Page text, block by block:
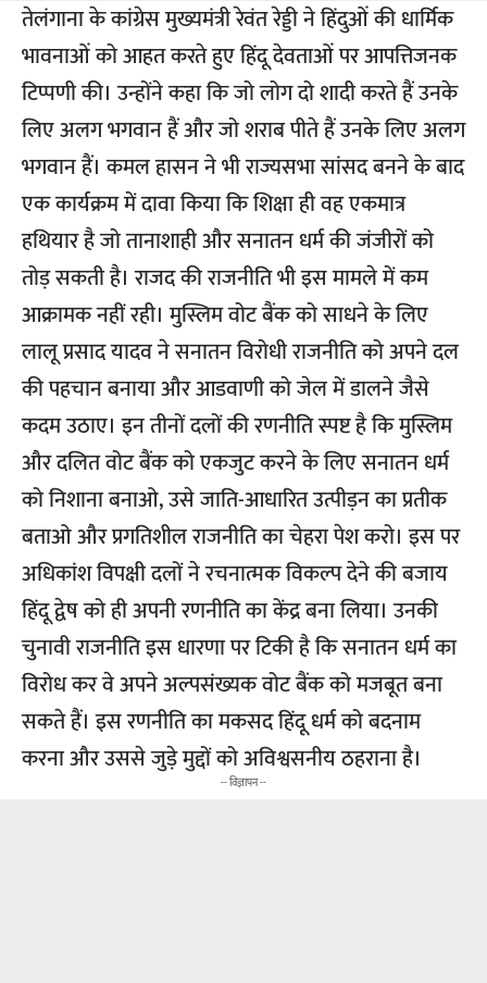
तेलंगाना के कांग्रेस मुख्यमंत्री रेवंत रेड्डी ने हिंदुओं की धार्मिक
भावनाओं को आहत करते हुए हिंदू देवताओं पर आपत्तिजनक
टिप्पणी की। उन्होंने कहा कि जो लोग दो शादी करते हैं उनके
लिए अलग भगवान हैं और जो शराब पीते हैं उनके लिए अलग
भगवान हैं। कमल हासन ने भी राज्यसभा सांसद बनने के बाद
एक कार्यक्रम में दावा किया कि शिक्षा ही वह एकमात्र
हथियार है जो तानाशाही और सनातन धर्म की जंजीरों को
तोड़ सकती है। राजद की राजनीति भी इस मामले में कम
आक्रामक नहीं रही। मुस्लिम वोट बैंक को साधने के लिए
लालू प्रसाद यादव ने सनातन विरोधी राजनीति को अपने दल
की पहचान बनाया और आडवाणी को जेल में डालने जैसे
कदम उठाए। इन तीनों दलों की रणनीति स्पष्ट है कि मुस्लिम
और दलित वोट बैंक को एकजुट करने के लिए सनातन धर्म
को निशाना बनाओ, उसे जाति-आधारित उत्पीड़न का प्रतीक
बताओ और प्रगतिशील राजनीति का चेहरा पेश करो। इस पर
अधिकांश विपक्षी दलों ने रचनात्मक विकल्प देने की बजाय
हिंदू द्वेष को ही अपनी रणनीति का केंद्र बना लिया। उनकी
चुनावी राजनीति इस धारणा पर टिकी है कि सनातन धर्म का
विरोध कर वे अपने अल्पसंख्यक वोट बैंक को मजबूत बना
सकते हैं। इस रणनीति का मकसद हिंदू धर्म को बदनाम
करना और उससे जुड़े मुद्दों को अविश्वसनीय ठहराना है।
-- विज्ञापन --